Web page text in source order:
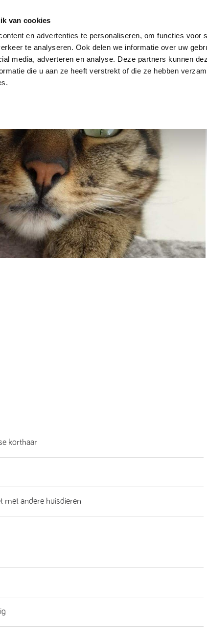
van cookies
en advertenties te personaliseren, om functies voor
te analyseren. Ook delen we informatie over uw
media, adverteren en analyse. Deze partners kunnen
die u aan ze heeft verstrekt of die ze hebben
Hoe werkt het?
korthaar
met andere huisdieren